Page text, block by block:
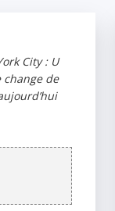
City : U
change de